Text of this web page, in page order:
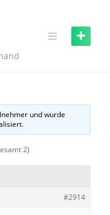
und wurde
2)
#2914